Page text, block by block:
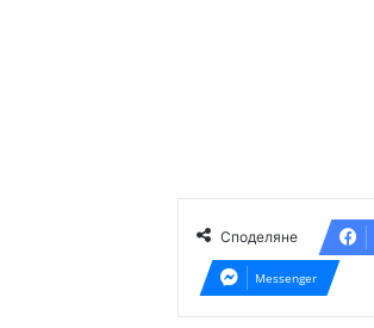
Споделяне
Messenger